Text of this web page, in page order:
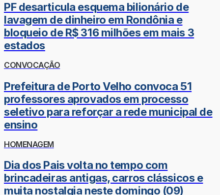
PF desarticula esquema bilionário de
lavagem de dinheiro em Rondônia e
bloqueio de R$ 316 milhões em mais 3
estados
CONVOCAÇÃO
Prefeitura de Porto Velho convoca 51
professores aprovados em processo
seletivo para reforçar a rede municipal de
ensino
HOMENAGEM
Dia dos Pais volta no tempo com
brincadeiras antigas, carros clássicos e
muita nostalgia neste domingo (09)